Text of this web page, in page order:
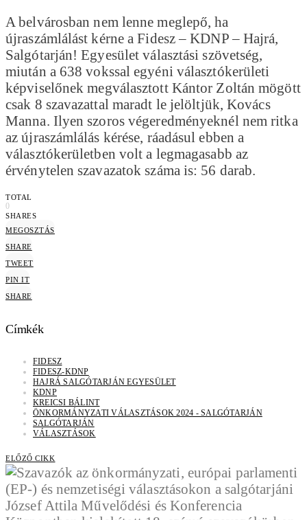
A belvárosban nem lenne meglepő, ha
újraszámlálást kérne a Fidesz – KDNP – Hajrá,
Salgótarján! Egyesület választási szövetség,
miután a 638 vokssal egyéni választókerületi
képviselőnek megválasztott Kántor Zoltán mögött
csak 8 szavazattal maradt le jelöltjük, Kovács
Manna. Ilyen szoros végeredményeknél nem ritka
az újraszámlálás kérése, ráadásul ebben a
választókerületben volt a legmagasabb az
érvénytelen szavazatok száma is: 56 darab.
TOTAL
0
SHARES
MEGOSZTÁS
SHARE
TWEET
PIN IT
SHARE
Címkék
FIDESZ
FIDESZ-KDNP
HAJRÁ SALGÓTARJÁN EGYESÜLET
KDNP
KREICSI BÁLINT
ÖNKORMÁNYZATI VÁLASZTÁSOK 2024 - SALGÓTARJÁN
SALGÓTARJÁN
VÁLASZTÁSOK
ELŐZŐ CIKK